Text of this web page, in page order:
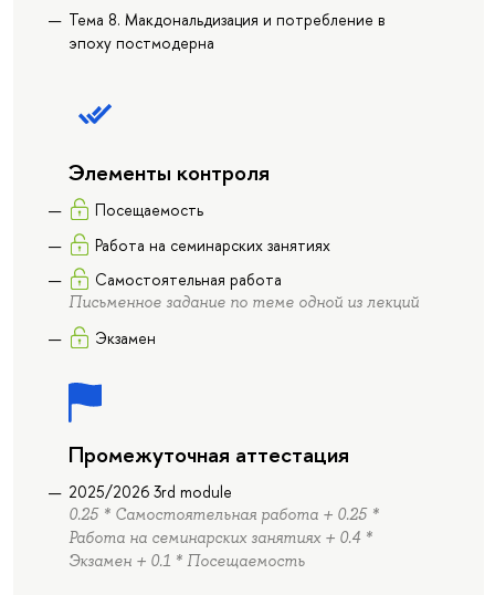
Тема 8. Макдональдизация и потребление в
эпоху постмодерна
Элементы контроля
Посещаемость
Работа на семинарских занятиях
Самостоятельная работа
Письменное задание по теме одной из лекций
Экзамен
Промежуточная аттестация
2025/2026 3rd module
0.25 * Самостоятельная работа + 0.25 *
Работа на семинарских занятиях + 0.4 *
Экзамен + 0.1 * Посещаемость